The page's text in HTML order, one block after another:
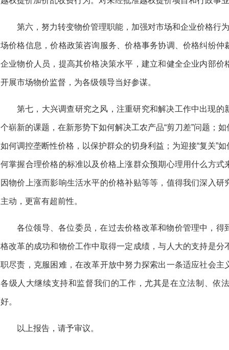
第六，努力转变物价管理职能，加强对市场和企业价格行
场价格信息，价格政策咨询服务、价格事务协调、价格纠纷
企业物价人员，提高其价格决策水平，建立和健全企业内部
开展市场物价监督，为各级领导当好参谋。
第七，大兴调查研究之风，注重研究和解决工作中出现
个崭新的课题，在新形势下如何解决工农产品“剪刀差”问题；
如何调控垄断性价格，以保护群众的切身利益；为迎接“复关”
何掌握合理价格的标准以及价格上涨群众预期心理用什么方
因物价上涨而影响生活水平的价格补贴等等，值得我们深入
主动，更富有超前性。
各位领导、各位委员，在过去价格改革和物价管理中，
格改革的成功和物价工作中取得一定成绩，与人大的支持是
职尽责，克服困难，在改革开放中努力探索出一条适应社会
各级人大继续支持和监督我们的工作，尤其是在立法制、依
好。
以上报告，请予审议。